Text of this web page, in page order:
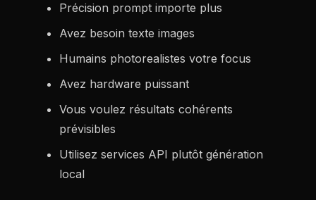
Précision prompt importe plus
Avez besoin texte images
Humains photorealistes votre focus
Avez hardware puissant
Vous voulez résultats cohérents
prévisibles
Utilisez services API plutôt génération
local